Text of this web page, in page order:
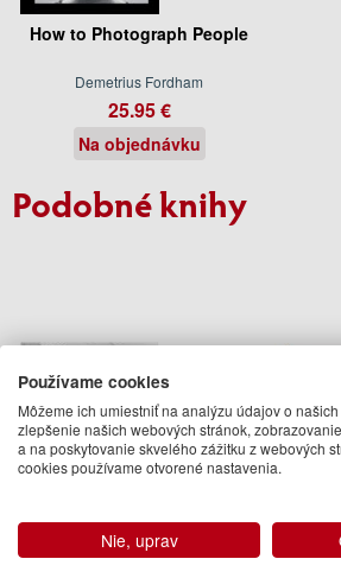
How to Photograph People
Demetrius Fordham
25.95 €
Na objednávku
Podobné knihy
Bill Brandt Wim
Používame cookies
Môžeme ich umiestniť na analýzu údajov o
zlepšenie našich webových stránok,
a na poskytovanie skvelého zážitku z webových
cookies používame otvorené nastavenia.
Nie, uprav